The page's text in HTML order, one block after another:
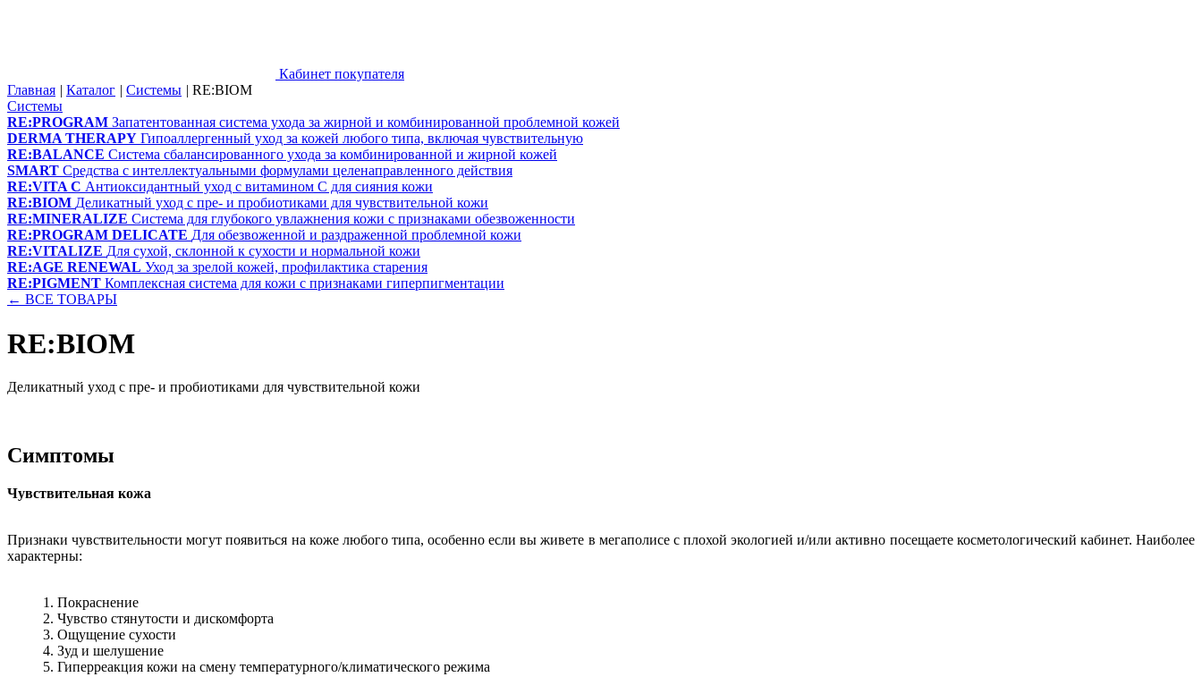
Кабинет покупателя
Главная | Каталог | Системы | RE:BIOM
Системы
RE:PROGRAM Запатентованная система ухода за жирной и комбинированной проблемной кожей
DERMA THERAPY Гипоаллергенный уход за кожей любого типа, включая чувствительную
RE:BALANCE Система сбалансированного ухода за комбинированной и жирной кожей
SMART Средства с интеллектуальными формулами целенаправленного действия
RE:VITA C Антиоксидантный уход с витамином С для сияния кожи
RE:BIOM Деликатный уход с пре- и пробиотиками для чувствительной кожи
RE:MINERALIZE Система для глубокого увлажнения кожи с признаками обезвоженности
RE:PROGRAM DELICATE Для обезвоженной и раздраженной проблемной кожи
RE:VITALIZE Для сухой, склонной к сухости и нормальной кожи
RE:AGE RENEWAL Уход за зрелой кожей, профилактика старения
RE:PIGMENT Комплексная система для кожи с признаками гиперпигментации
← ВСЕ ТОВАРЫ
RE:BIOM
Деликатный уход с пре- и пробиотиками для чувствительной кожи
Симптомы
Чувствительная кожа
Признаки чувствительности могут появиться на коже любого типа, особенно если вы живете в мегаполисе с плохой экологией и/или активно посещаете косметологический кабинет. Наиболее
характерны:
1. Покраснение
2. Чувство стянутости и дискомфорта
3. Ощущение сухости
4. Зуд и шелушение
5. Гиперреакция кожи на смену температурного/климатического режима